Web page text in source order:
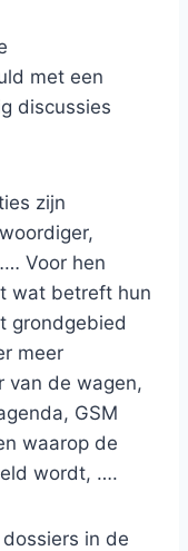
met een
discussies
zijn
Voor hen
wat betreft hun
grondgebied
meer
van de wagen,
GSM
waarop de
wordt, ….
in de